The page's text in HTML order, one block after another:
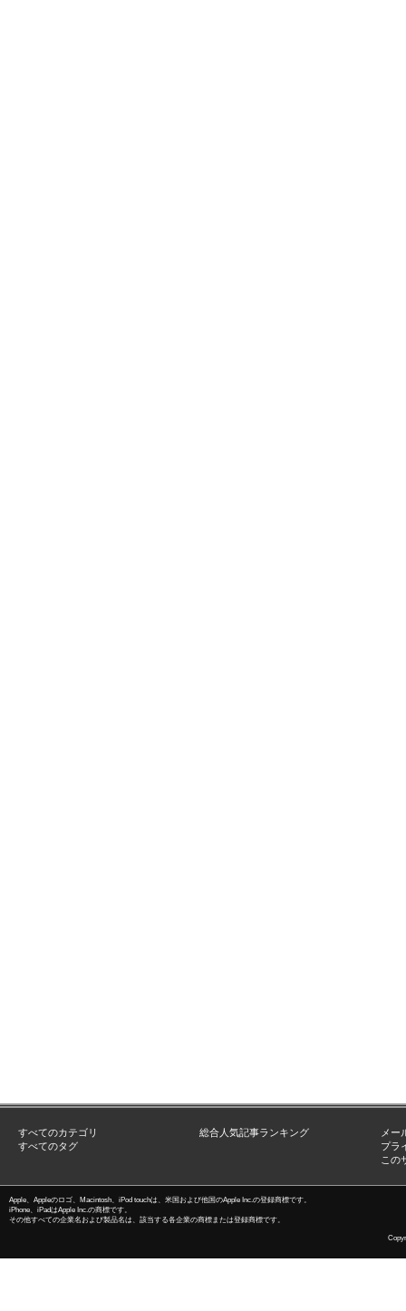
すべてのカテゴリ
すべてのタグ
総合人気記事ランキング
メー
プラ
この
Apple、Appleのロゴ、Macintosh、iPod touchは、米国および他国のApple Inc.の登録商標です。
iPhone、iPadはApple Inc.の商標です。
その他すべての企業名および製品名は、該当する各企業の商標または登録商標です。